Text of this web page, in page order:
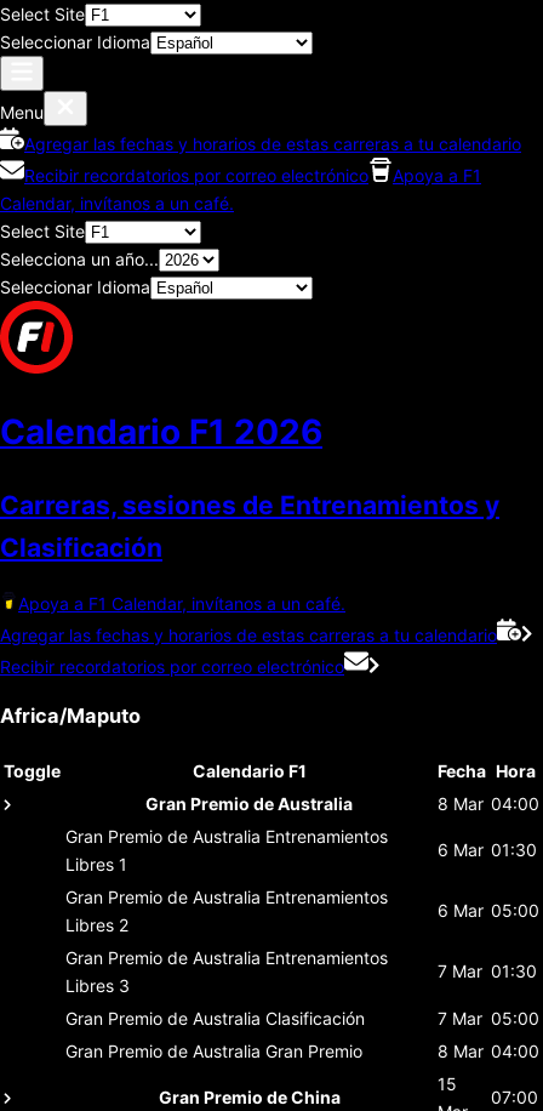
Select Site
Seleccionar Idioma
Menu
Agregar las fechas y horarios de estas carreras a tu calendario
Recibir recordatorios por correo electrónico
Apoya a F1
Calendar, invítanos a un café.
Select Site
Selecciona un año...
Seleccionar Idioma
Calendario F1 2026
Carreras, sesiones de Entrenamientos y
Clasificación
Apoya a F1 Calendar, invítanos a un café.
Agregar las fechas y horarios de estas carreras a tu calendario
Recibir recordatorios por correo electrónico
Africa/Maputo
Toggle Calendario F1 Fecha Hora
Gran Premio de Australia
8 Mar 04:00
Gran Premio de Australia Entrenamientos
Libres 1
6 Mar 01:30
Gran Premio de Australia Entrenamientos
Libres 2
6 Mar 05:00
Gran Premio de Australia Entrenamientos
Libres 3
7 Mar 01:30
Gran Premio de Australia Clasificación 7 Mar 05:00
Gran Premio de Australia Gran Premio 8 Mar 04:00
Gran Premio de China
15
07:00